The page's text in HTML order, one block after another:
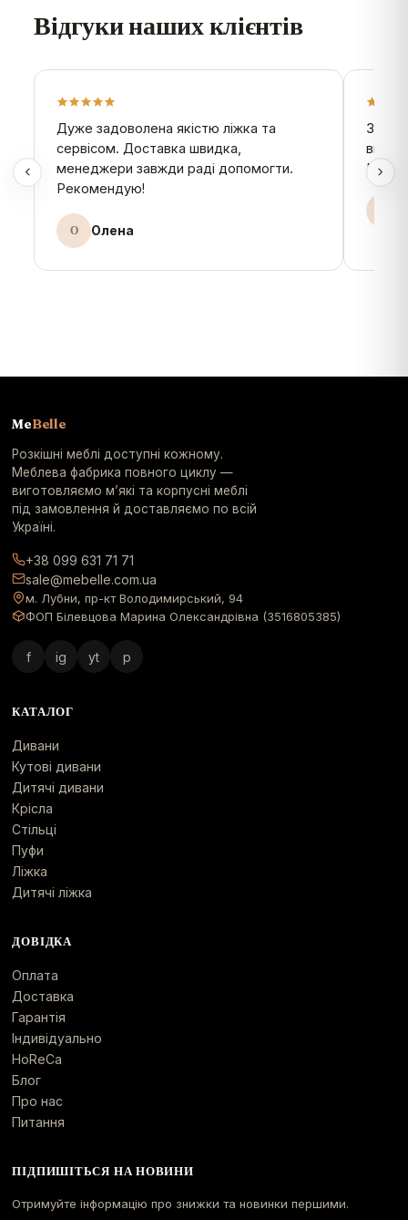
Відгуки наших клієнтів
Дуже задоволена якістю ліжка та
сервісом. Доставка швидка,
менеджери завжди раді допомогти.
Рекомендую!
О Олена
MeBelle
Розкішні меблі доступні кожному.
Меблева фабрика повного циклу —
виготовляємо м’які та корпусні меблі
під замовлення й доставляємо по всій
Україні.
+38 099 631 71 71
sale@mebelle.com.ua
м. Лубни, пр-кт Володимирський, 94
ФОП Білевцова Марина Олександрівна (3516805385)
f ig yt p
КАТАЛОГ
Дивани
Кутові дивани
Дитячі дивани
Крісла
Стільці
Пуфи
Ліжка
Дитячі ліжка
ДОВІДКА
Оплата
Доставка
Гарантія
Індивідуально
HoReCa
Блог
Про нас
Питання
ПІДПИШІТЬСЯ НА НОВИНИ
Отримуйте інформацію про знижки та новинки першими.